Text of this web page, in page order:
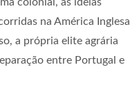
na América Inglesa
a própria elite agrária
entre Portugal e